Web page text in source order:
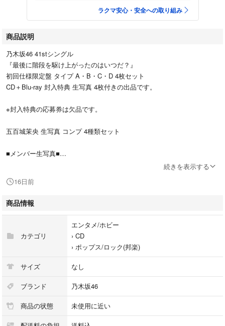
ラクマ安心・安全への取り組み
商品説明
乃木坂46 41stシングル
『最後に階段を駆け上がったのはいつだ？』
初回仕様限定盤 タイプ A・B・C・D 4枚セット
CD＋Blu-ray 封入特典 生写真 4枚付きの出品です。
※封入特典の応募券は欠品です。
五百城茉央 生写真 コンプ 4種類セット
■メンバー生写真■
TYPE-C 五百城茉央
TYPE-D 五百城茉央
応募券以外の封入されていた特典は全てお付けします。
ディスクは1度だけの再生なので美品かと思いますが、開封品ですので状
態に神経質な方はご遠慮下さい。CDケースは割れやすいのでプチプチを2
重巻き梱包して発送しています。
日本郵便 ゆうパケット（匿名配送）で発送いたします。
続きを表示する
16日前
商品情報
カテゴリ
エンタメ/ホビー
› CD
› ポップス/ロック(邦楽)
サイズ なし
ブランド 乃木坂46
商品の状態 未使用に近い